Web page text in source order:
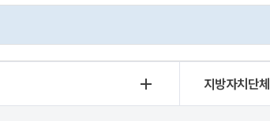
지방자치단체